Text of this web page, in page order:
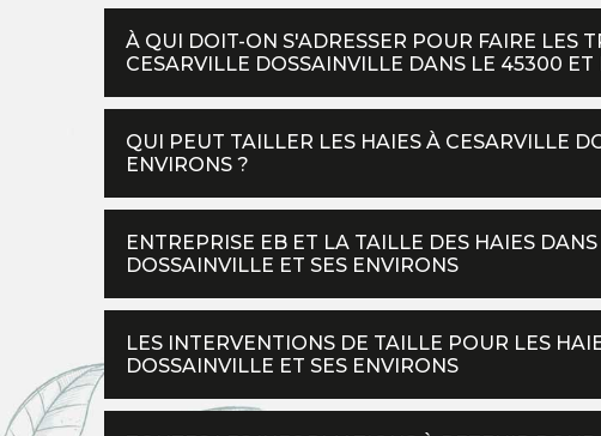
À QUI DOIT-ON S'ADRESSER POUR FAIRE LES
CESARVILLE DOSSAINVILLE DANS LE 45300
QUI PEUT TAILLER LES HAIES À CESARVILLE
ENVIRONS ?
ENTREPRISE EB ET LA TAILLE DES HAIES
DOSSAINVILLE ET SES ENVIRONS
LES INTERVENTIONS DE TAILLE POUR LES
DOSSAINVILLE ET SES ENVIRONS